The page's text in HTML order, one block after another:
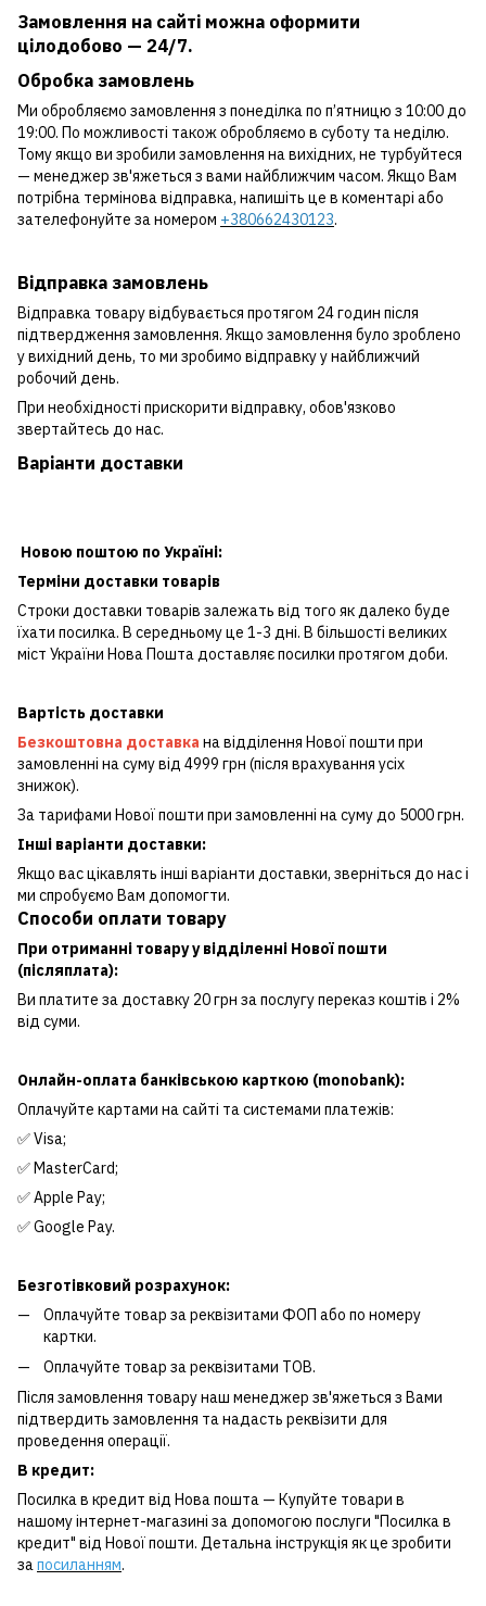
Замовлення на сайті можна оформити
цілодобово — 24/7.
Обробка замовлень
Ми обробляємо замовлення з понеділка по п’ятницю з 10:00 до
19:00. По можливості також обробляємо в суботу та неділю.
Тому якщо ви зробили замовлення на вихідних, не турбуйтеся
— менеджер зв'яжеться з вами найближчим часом. Якщо Вам
потрібна термінова відправка, напишіть це в коментарі або
зателефонуйте за номером +380662430123.
Відправка замовлень
Відправка товару відбувається протягом 24 годин після
підтвердження замовлення. Якщо замовлення було зроблено
у вихідний день, то ми зробимо відправку у найближчий
робочий день.
При необхідності прискорити відправку, обов'язково
звертайтесь до нас.
Варіанти доставки
Новою поштою по Україні:
Терміни доставки товарів
Строки доставки товарів залежать від того як далеко буде
їхати посилка. В середньому це 1-3 дні. В більшості великих
міст України Нова Пошта доставляє посилки протягом доби.
Вартість доставки
Безкоштовна доставка на відділення Нової пошти при
замовленні на суму від 4999 грн (після врахування усіх
знижок).
За тарифами Нової пошти при замовленні на суму до 5000 грн.
Інші варіанти доставки:
Якщо вас цікавлять інші варіанти доставки, зверніться до нас і
ми спробуємо Вам допомогти.
Способи оплати товару
При отриманні товару у відділенні Нової пошти
(післяплата):
Ви платите за доставку 20 грн за послугу переказ коштів і 2%
від суми.
Онлайн-оплата банківською карткою (monobank):
Оплачуйте картами на сайті та системами платежів:
✅ Visa;
✅ MasterCard;
✅ Apple Pay;
✅ Google Pay.
Безготівковий розрахунок:
Оплачуйте товар за реквізитами ФОП або по номеру
картки.
Оплачуйте товар за реквізитами ТОВ.
Після замовлення товару наш менеджер зв'яжеться з Вами
підтвердить замовлення та надасть реквізити для
проведення операції.
В кредит:
Посилка в кредит від Нова пошта — Купуйте товари в
нашому інтернет-магазині за допомогою послуги "Посилка в
кредит" від Нової пошти. Детальна інструкція як це зробити
запосиланням.